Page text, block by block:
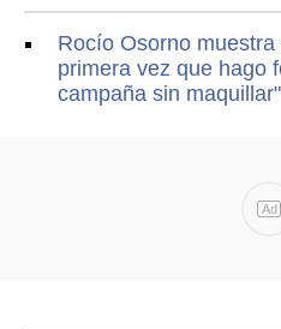
Rocío Osorno
primera vez que hago
campaña sin maquillar"
Ad